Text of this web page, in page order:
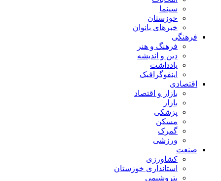
سینما
خوزستان
خبرهای بانوان
فرهنگی
فرهنگ و هنر
دین و اندیشه
یادداشت
اینفوگرافیک
اقتصادی
بازار و اقتصاد
بازار
پزشکی
مسکن
گمرک
ورزشی
صنعت
کشاورزی
استانداری خوزستان
پتروشیمی